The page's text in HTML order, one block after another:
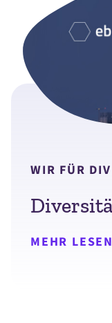
WIR FÜR
MEHR LESEN